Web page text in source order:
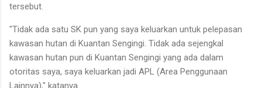
tersebut.
"Tidak ada satu SK pun yang saya keluarkan untuk pelepasan
kawasan hutan di Kuantan Sengingi. Tidak ada sejengkal
kawasan hutan pun di Kuantan Sengingi yang ada dalam
otoritas saya, saya keluarkan jadi APL (Area Penggunaan
Lainnya)," katanya.